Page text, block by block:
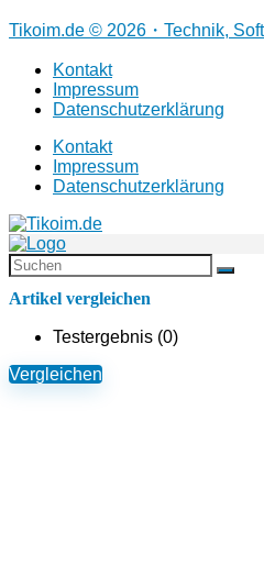
Tikoim.de © 2026・Technik,
Kontakt
Impressum
Datenschutzerklärung
Kontakt
Impressum
Datenschutzerklärung
Artikel vergleichen
Testergebnis (0)
Vergleichen